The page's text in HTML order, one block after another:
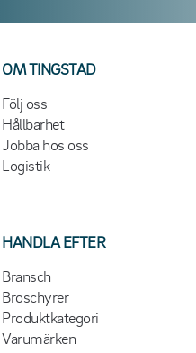
OM TINGSTAD
Följ oss
Hållbarhet
Jobba hos oss
Logistik
HANDLA EFTER
Bransch
Broschyrer
Produktkategori
Varumärken